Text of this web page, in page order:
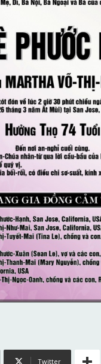
Twitter